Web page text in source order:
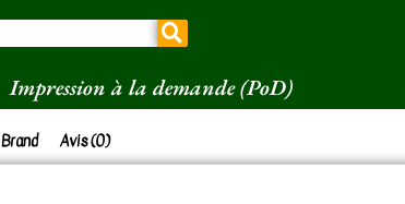
Impression à la demande (PoD)
Brand Avis (0)